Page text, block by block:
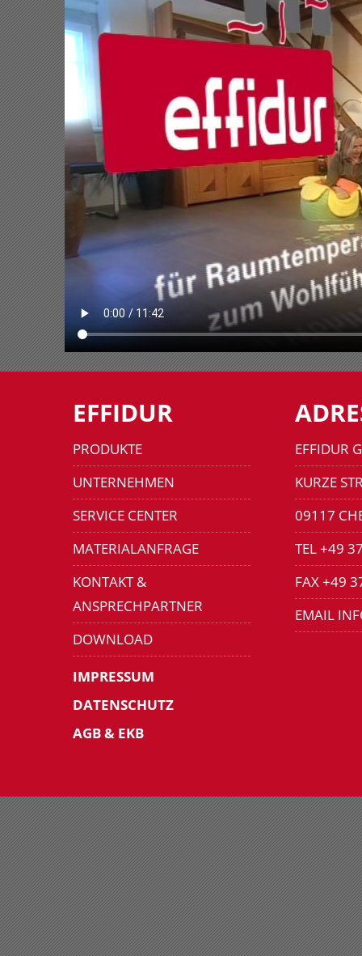
EFFIDUR
PRODUKTE
UNTERNEHMEN
SERVICE CENTER
MATERIALANFRAGE
KONTAKT &
ANSPRECHPARTNER
DOWNLOAD
IMPRESSUM
DATENSCHUTZ
AGB & EKB
EFFIDUR
KURZE
09117
TEL +49
FAX +49
EMAIL